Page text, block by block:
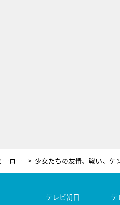
ーロー
テレビ朝日 テ